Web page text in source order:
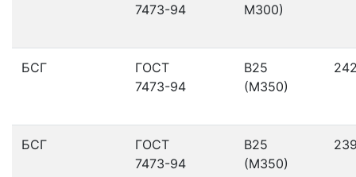
7473-94
М300)
БСГ
ГОСТ
7473-94
В25
(М350)
БСГ
ГОСТ
7473-94
В25
(М350)